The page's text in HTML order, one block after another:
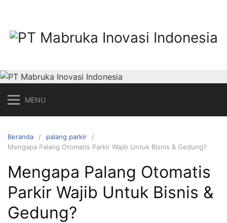
u
n
MENU
Beranda
palang parkir
Mengapa Palang Otomatis Parkir Wajib Untuk Bisnis & Gedung?
Mengapa Palang Otomatis
Parkir Wajib Untuk Bisnis &
Gedung?